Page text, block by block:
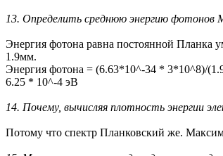
13. Определить среднюю энергию фотонов
Энергия фотона равна постоянной Планка
1.9мм.
Энергия фотона = (6.63*10^-34 * 3*10^8)/
6.25 * 10^-4 эВ
14. Почему, вычисляя плотность энергии
Потому что спектр Планковский же.